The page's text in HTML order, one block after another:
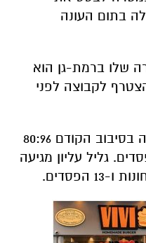
בתום העונה
שלו ברמת-גן הוא
לקבוצה לפני
לרמת-גן שניצחה את יריבתה בסיבוב הקודם 80:96
12 ניצחונות ו-8 הפסדים. גליל עליון מגיעה